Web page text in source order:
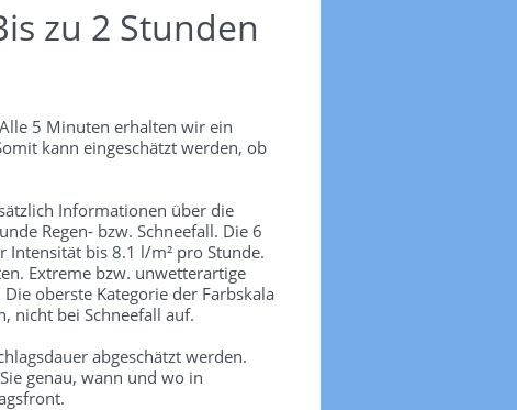
zu 2 Stunden
5 Minuten erhalten wir ein
kann eingeschätzt werden, ob
Informationen über die
Regen- bzw. Schneefall. Die 6
Intensität bis 8.1 l/m² pro Stunde.
Extreme bzw. unwetterartige
oberste Kategorie der Farbskala
nicht bei Schneefall auf.
abgeschätzt werden.
genau, wann und wo in